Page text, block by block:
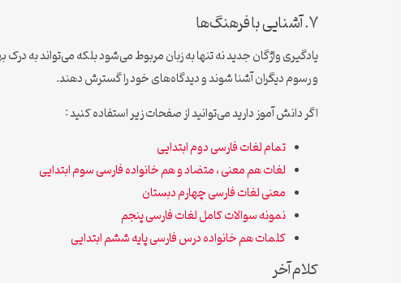
۷. آشنایی با فرهنگ‌ها
یادگیری واژگان جدید نه تنها به زبان مربوط می‌شود بلکه می‌تواند به
و رسوم دیگران آشنا شوند و دیدگاه‌های خود را گسترش دهند.
اگر دانش آموز دارید می‌توانید از صفحات زیر استفاده کنید :
تمام لغات فارسی دوم ابتدایی
لغات هم معنی ، متضاد و هم خانواده فارسی سوم ابتدایی
معنی لغات فارسی چهارم دبستان
نمونه سوالات کامل لغات فارسی پنجم
کلمات هم خانواده درس فارسی پایه ششم ابتدایی
کلام آخر